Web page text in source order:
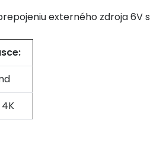
externého zdroja 6V